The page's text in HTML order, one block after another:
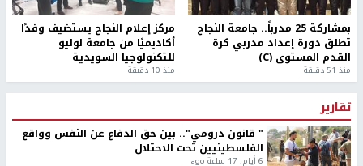
بمشاركة 25 مدرباً.. جامعة النجاح
تطلق دورة إعداد مدربي كرة
القدم المستوى (C)
منذ 51 دقيقة
مركز إعلام النجاح يستضيف وفدًا
أكاديميًا من جامعة لوليو
للتكنولوجيا السويدية
منذ 10 دقيقة
تقارير
" قانون درومي".. بين حق الدفاع عن النفس وواقع
الفلسطينيين تحت الاحتلال
6 أيام، 17 ساعة ago